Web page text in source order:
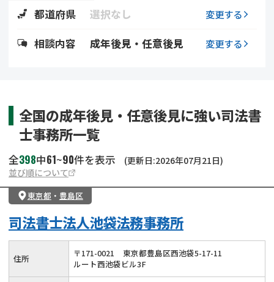
贈与税
産)
不動産の相続
都道府県 選択なし 変更する
相談内容 成年後見・任意後見 変更する
全国の成年後見・任意後見に強い司法書
士事務所一覧
全398中61~90件を表示
(更新日:2026年07月21日)
並び順について
東京都 ・ 豊島区
司法書士法人池袋法務事務所
住所 〒171-0021
東京都豊島区西池袋5-17-11
ルート西池袋ビル3F